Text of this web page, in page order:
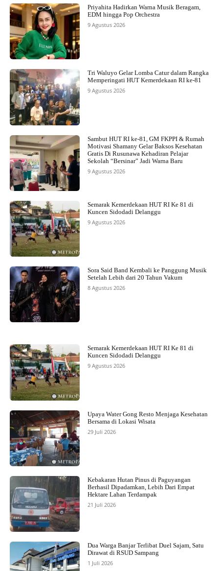
Priyahita Hadirkan Warna Musik Beragam,
EDM hingga Pop Orchestra
9 Agustus 2026
Tri Waluyo Gelar Lomba Catur dalam Rangka
Memperingati HUT Kemerdekaan RI ke-81
9 Agustus 2026
Sambut HUT RI ke-81, GM FKPPI & Rumah
Motivasi Shamany Gelar Baksos Kesehatan
Gratis Di Rusunawa Kehadiran Pelajar
Sekolah “Bersinar” Jadi Warna Baru
9 Agustus 2026
Semarak Kemerdekaan HUT RI Ke 81 di
Kuncen Sidodadi Delanggu
9 Agustus 2026
Sora Said Band Kembali ke Panggung Musik
Setelah Lebih dari 20 Tahun Vakum
8 Agustus 2026
Semarak Kemerdekaan HUT RI Ke 81 di
Kuncen Sidodadi Delanggu
9 Agustus 2026
Upaya Water Gong Resto Menjaga Kesehatan
Bersama di Lokasi Wisata
29 Juli 2026
Kebakaran Hutan Pinus di Paguyangan
Berhasil Dipadamkan, Lebih Dari Empat
Hektare Lahan Terdampak
21 Juli 2026
Dua Warga Banjar Terlibat Duel Sajam, Satu
Dirawat di RSUD Sampang
1 Juli 2026